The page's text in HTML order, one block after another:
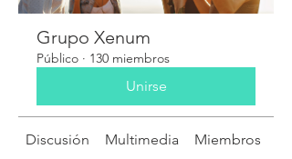
Grupo Xenum
Público · 130 miembros
Unirse
Discusión Multimedia Miembros